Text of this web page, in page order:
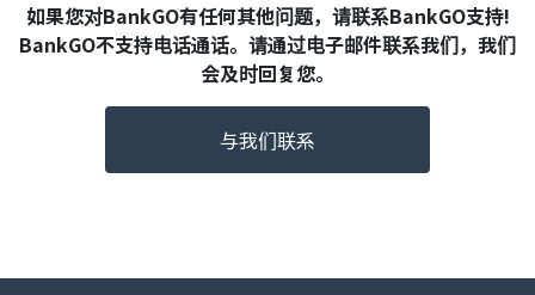
如果您对BankGO有任何其他问题，请联系BankGO支持!
BankGO不支持电话通话。请通过电子邮件联系我们，我们
会及时回复您。
与我们联系